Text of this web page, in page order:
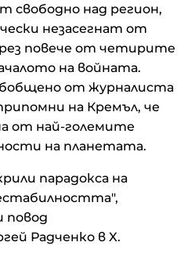
свободно над регион,
незасегнат от
повече от четирите
на войната.
от журналиста
на Кремъл, че
от най-големите
на планетата.
парадокса на
повод
Радченко в X.